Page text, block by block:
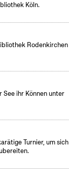
Köln.
Rodenkirchen
ihr Können unter
Turnier, um sich